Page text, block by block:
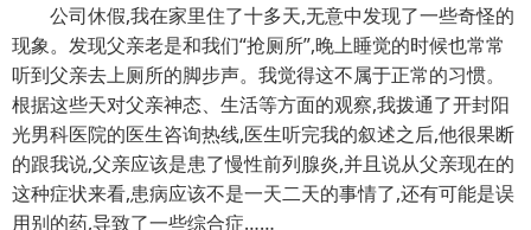
公司休假,我在家里住了十多天,无意中发现了一些奇怪的
现象。发现父亲老是和我们“抢厕所”,晚上睡觉的时候也常常
听到父亲去上厕所的脚步声。我觉得这不属于正常的习惯。
根据这些天对父亲神态、生活等方面的观察,我拨通了开封阳
光男科医院的医生咨询热线,医生听完我的叙述之后,他很果断
的跟我说,父亲应该是患了慢性前列腺炎,并且说从父亲现在的
这种症状来看,患病应该不是一天二天的事情了,还有可能是误
用别的药,导致了一些综合症……